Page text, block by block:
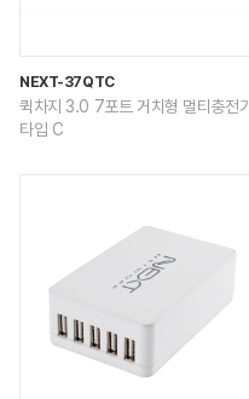
NEXT-37QTC
퀵차지 3.0 7포트 거치형 멀티충전기
타입 C